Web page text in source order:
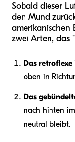
Sobald dieser
den Mund
amerikanischen
zwei Arten, das
Das retroflexe
oben in
Das
nach hinten
neutral bleibt.